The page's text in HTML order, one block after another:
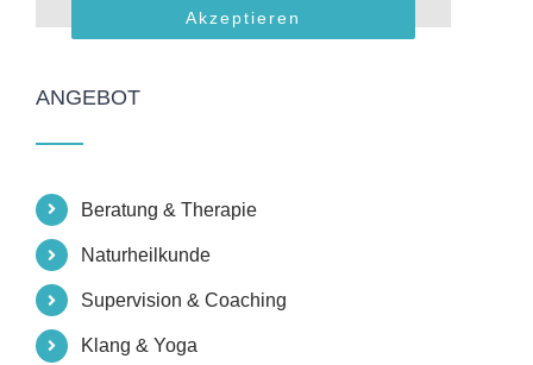
Akzeptieren
ANGEBOT
Beratung & Therapie
Naturheilkunde
Supervision & Coaching
Klang & Yoga